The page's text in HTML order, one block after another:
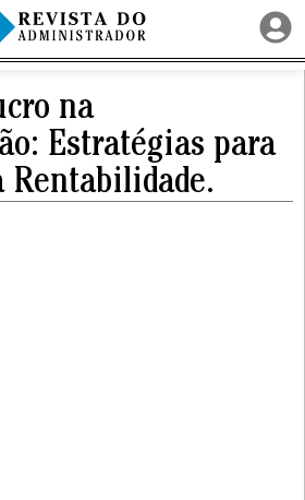
na
Estratégias para